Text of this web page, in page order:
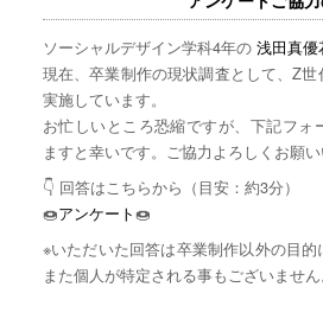
ソーシャルデザイン学科4年の 浅田真優
現在、卒業制作の現状調査として、Z
実施しています。
お忙しいところ恐縮ですが、下記フォ
ますと幸いです。ご協力よろしくお願い
👇 回答はこちらから（目安：約3分）
🍩アンケート🍩
※いただいた回答は卒業制作以外の目的
また個人が特定される事もございません